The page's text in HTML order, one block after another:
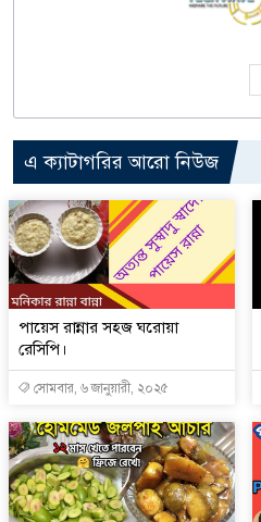
এ ক্যাটাগরির আরো নিউজ
পায়েস রান্নার সহজ ঘরোয়া
রেসিপি।
সোমবার, ৬ জানুয়ারী, ২০২৫